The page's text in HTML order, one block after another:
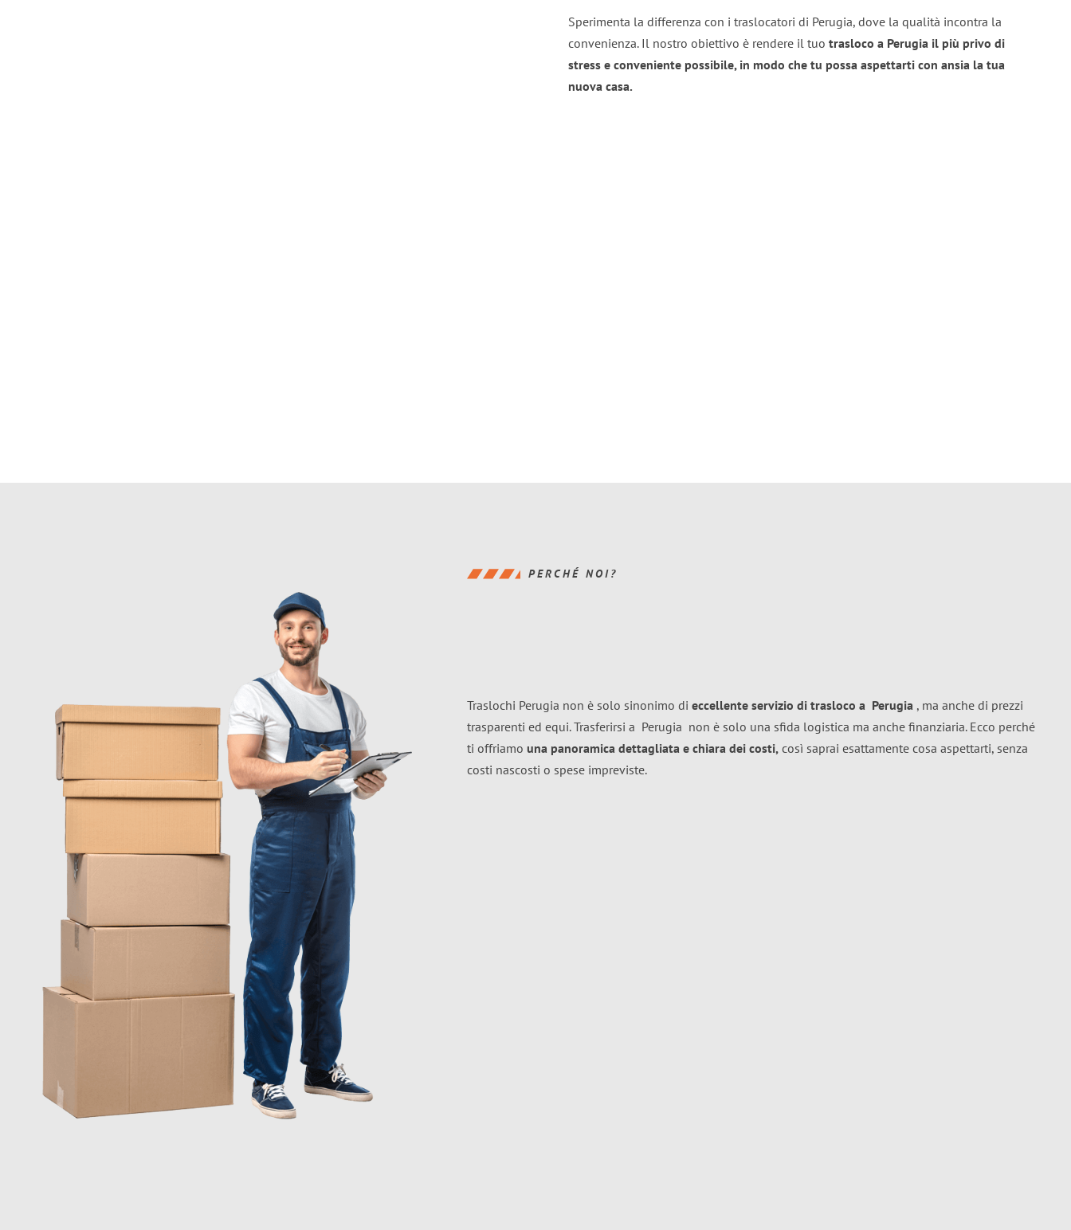
Sperimenta la differenza con i traslocatori di Perugia, dove la qualità incontra la
convenienza. Il nostro obiettivo è rendere il tuo trasloco a Perugia il più privo di
stress e conveniente possibile, in modo che tu possa aspettarti con ansia la tua
nuova casa.
PERCHÉ NOI?
Traslochi Perugia non è solo sinonimo di eccellente servizio di trasloco a Perugia , ma anche di prezzi
trasparenti ed equi. Trasferirsi a Perugia non è solo una sfida logistica ma anche finanziaria. Ecco perché
ti offriamo una panoramica dettagliata e chiara dei costi, così saprai esattamente cosa aspettarti, senza
costi nascosti o spese impreviste.